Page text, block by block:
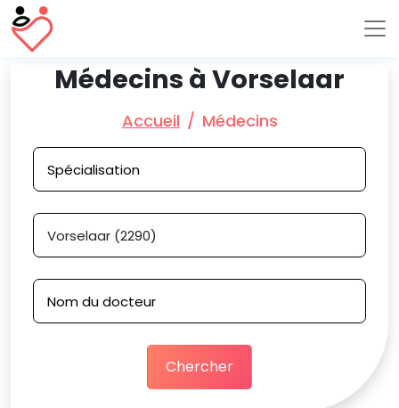
Médecins à Vorselaar
Accueil Médecins
Chercher